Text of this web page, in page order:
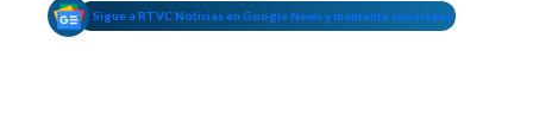
Sigue a RTVC Noticias en Google News y mantente conectado